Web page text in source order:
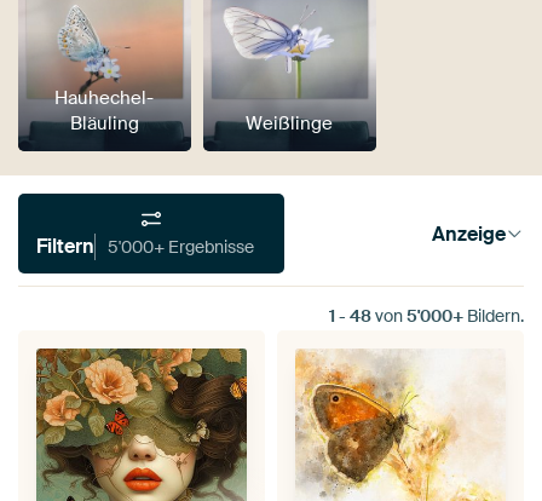
Hauhechel-
Bläuling
Weißlinge
Filtern 5'000+ Ergebnisse Anzeige
1 - 48von5'000+ Bildern.